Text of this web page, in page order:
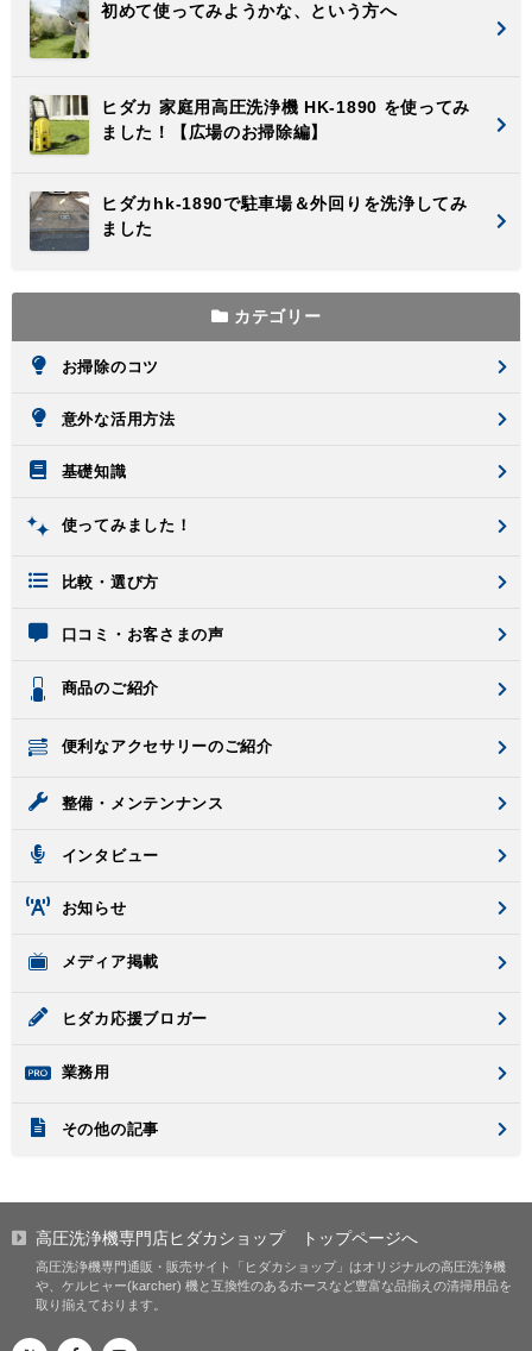
初めて使ってみようかな、という方へ
ヒダカ 家庭用高圧洗浄機 HK-1890 を使ってみ
ました！【広場のお掃除編】
ヒダカhk-1890で駐車場＆外回りを洗浄してみ
ました
カテゴリー
お掃除のコツ
意外な活用方法
基礎知識
使ってみました！
比較・選び方
口コミ・お客さまの声
商品のご紹介
便利なアクセサリーのご紹介
整備・メンテンナンス
インタビュー
お知らせ
メディア掲載
ヒダカ応援ブロガー
業務用
その他の記事
高圧洗浄機専門店ヒダカショップ トップページへ
高圧洗浄機専門通販・販売サイト「ヒダカショップ」はオリジナルの高圧洗浄機
や、ケルヒャー(karcher) 機と互換性のあるホースなど豊富な品揃えの清掃用品を
取り揃えております。